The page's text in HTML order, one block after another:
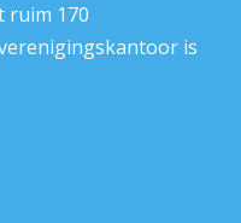
ruim 170
is